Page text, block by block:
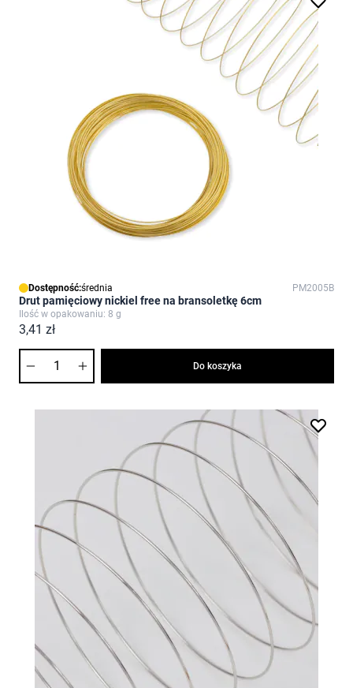
Dostępność:średnia PM2005B
Drut pamięciowy nickiel free na bransoletkę 6cm
Ilość w opakowaniu: 8 g
3,41 zł
Do koszyka